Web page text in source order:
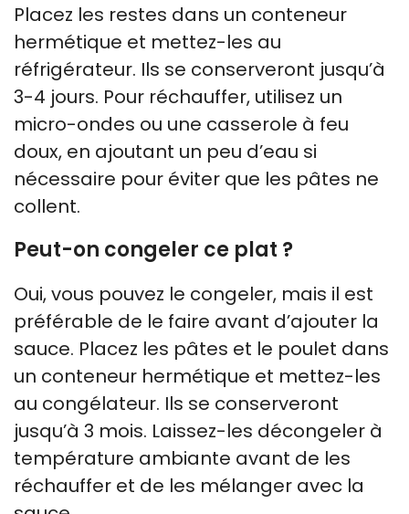
Placez les restes dans un conteneur
hermétique et mettez-les au
réfrigérateur. Ils se conserveront jusqu’à
3-4 jours. Pour réchauffer, utilisez un
micro-ondes ou une casserole à feu
doux, en ajoutant un peu d’eau si
nécessaire pour éviter que les pâtes ne
collent.
Peut-on congeler ce plat ?
Oui, vous pouvez le congeler, mais il est
préférable de le faire avant d’ajouter la
sauce. Placez les pâtes et le poulet dans
un conteneur hermétique et mettez-les
au congélateur. Ils se conserveront
jusqu’à 3 mois. Laissez-les décongeler à
température ambiante avant de les
réchauffer et de les mélanger avec la